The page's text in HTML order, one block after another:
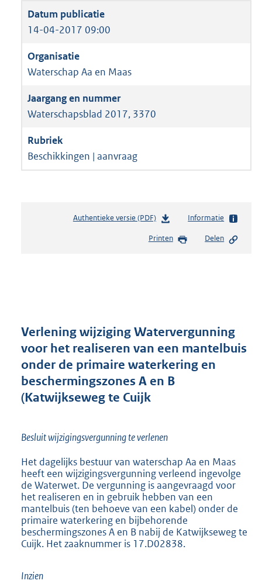
14-04-2017 09:00
Waterschap Aa en Maas
Waterschapsblad 2017, 3370
Beschikkingen | aanvraag
Authentieke versie (PDF)b
s
r
o
t
t
1
b
Informatie
Printen Delen
Verlening wijziging Watervergunning
voor het realiseren van een mantelbuis
onder de primaire waterkering en
beschermingszones A en B
(Katwijkseweg te Cuijk
Besluit wijzigingsvergunning te verlenen
Het dagelijks bestuur van waterschap Aa en Maas
heeft een wijzigingsvergunning verleend ingevolge
de Waterwet. De vergunning is aangevraagd voor
het realiseren en in gebruik hebben van een
mantelbuis (ten behoeve van een kabel) onder de
primaire waterkering en bijbehorende
beschermingszones A en B nabij de Katwijkseweg te
Cuijk. Het zaaknummer is 17.D02838.
Inzien